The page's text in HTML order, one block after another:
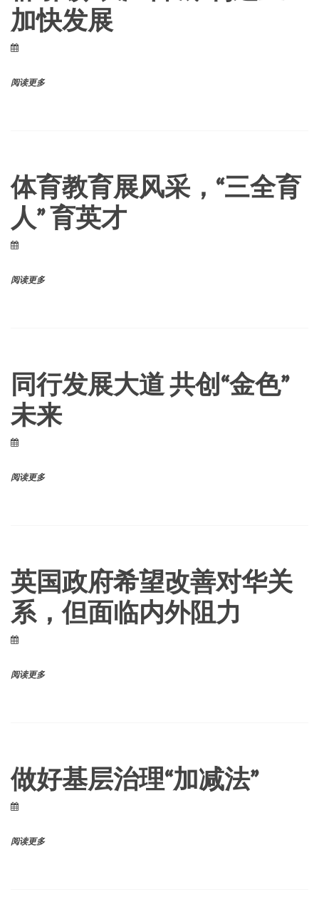
加快发展
阅读更多
体育教育展风采，“三全育
人” 育英才
阅读更多
同行发展大道 共创“金色”
未来
阅读更多
英国政府希望改善对华关
系，但面临内外阻力
阅读更多
做好基层治理“加减法”
阅读更多